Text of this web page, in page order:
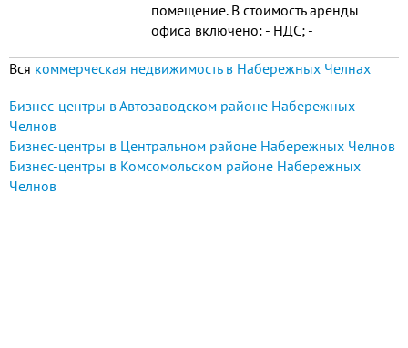
помещение. В стоимость аренды
офиса включено: - НДС; -
круглосуточная охрана; - услуги
Вся коммерческая недвижимость в Набережных Челнах
Бизнес-центры в Автозаводском районе Набережных
Челнов
Бизнес-центры в Центральном районе Набережных Челнов
Бизнес-центры в Комсомольском районе Набережных
Челнов